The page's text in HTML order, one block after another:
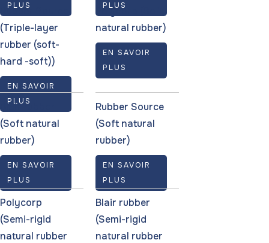
PLUS
PLUS
Rubber Source
(Triple-layer
rubber (soft-
hard -soft))
EN SAVOIR
PLUS
Polycorp (Soft
natural rubber)
EN SAVOIR
PLUS
Blair rubber
(Soft natural
rubber)
EN SAVOIR
PLUS
Rubber Source
(Soft natural
rubber)
EN SAVOIR
PLUS
Polycorp
(Semi-rigid
natural rubber
Blair rubber
(Semi-rigid
natural rubber